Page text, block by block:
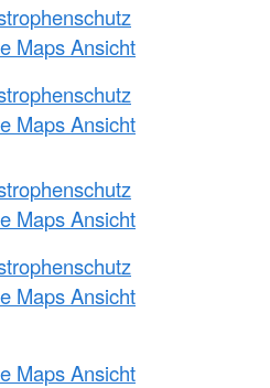
Maps Ansicht
Maps Ansicht
Maps Ansicht
Maps Ansicht
Maps Ansicht